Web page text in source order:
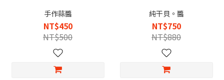
手作蒜醬
NT$450
NT$500
純干貝。醬
NT$750
NT$880